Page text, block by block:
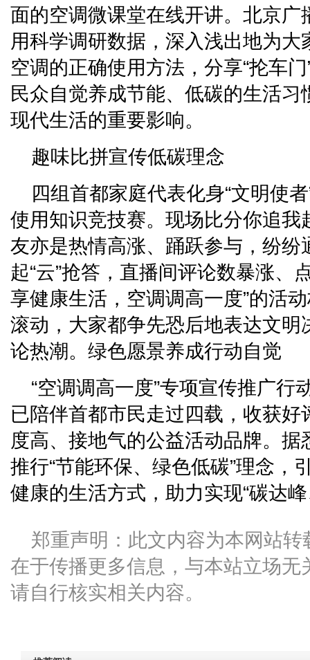
面的空调微课堂在线开讲。北京广
用科学调研数据，深入浅出地为
空调的正确使用方法，分享“抡车
民众自觉养成节能、低碳的生活习
现代生活的重要影响。
趣味比拼宣传低碳理念
四组首都家庭代表化身“文明使
使用知识竞技赛。现场比分你追我
友亦是热情高涨、踊跃参与，纷纷
起“云”抢答，直播间评论数暴涨、
享健康生活，空调调高一度”的活
滚动，大家都争先恐后地表达文明
论热潮。绿色愿景养成行动自觉
“空调调高一度”专项宣传推广行
已陪伴首都市民走过四载，收获好
度高、接地气的公益活动品牌。
推行“节能环保、绿色低碳”理念，
健康的生活方式，助力实现“碳达
郑重声明：此文内容为本网站
在于传播更多信息，与本站立场无
请自行核实相关内容。